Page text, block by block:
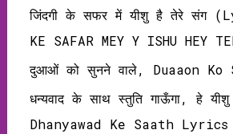
जिंदगी के सफर में यीशु है तेरे संग
KE SAFAR MEY Y ISHU HEY
दुआओं को सुनने वाले, Duaaon Ko
धन्यवाद के साथ स्तुति गाऊँगा, हे
Dhanyawad Ke Saath